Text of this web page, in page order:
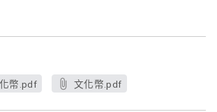
幣.pdf 文化幣.pdf